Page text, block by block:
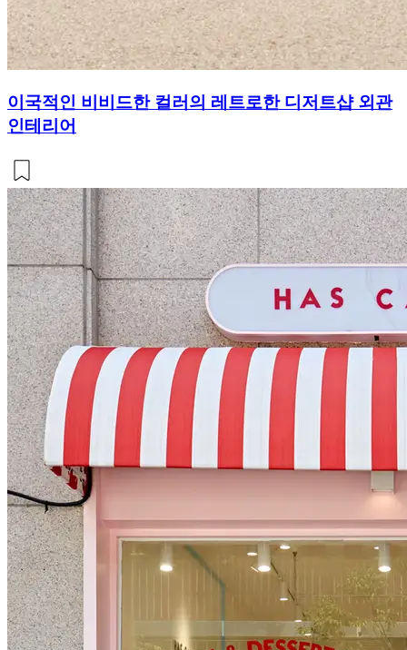
이국적인 비비드한 컬러의 레트로한 디저트샵 외관
인테리어